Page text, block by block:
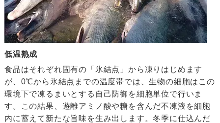
低温熟成
食品はそれぞれ固有の「氷結点」から凍りはじめます
が、0℃から氷結点までの温度帯では、生物の細胞はこの
環境下で凍るまいとする自己防御を細胞単位で行いま
す。この結果、遊離アミノ酸や糖を含んだ不凍液を細胞
内に蓄えて新たな旨味を生み出します。冬季に仕込んだ